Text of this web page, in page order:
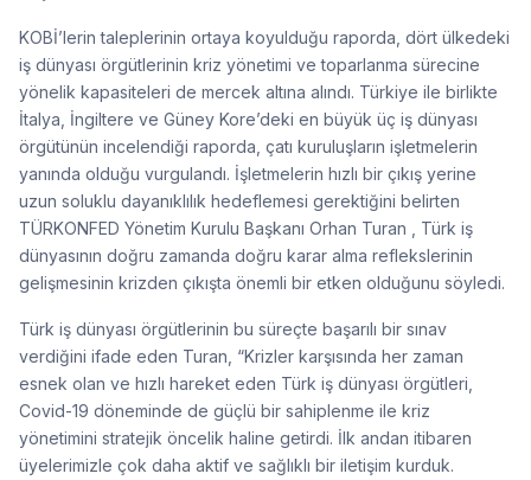
KOBİ’lerin taleplerinin ortaya koyulduğu raporda, dört ülkedeki
iş dünyası örgütlerinin kriz yönetimi ve toparlanma sürecine
yönelik kapasiteleri de mercek altına alındı. Türkiye ile birlikte
İtalya, İngiltere ve Güney Kore’deki en büyük üç iş dünyası
örgütünün incelendiği raporda, çatı kuruluşların işletmelerin
yanında olduğu vurgulandı. İşletmelerin hızlı bir çıkış yerine
uzun soluklu dayanıklılık hedeflemesi gerektiğini belirten
TÜRKONFED Yönetim Kurulu Başkanı Orhan Turan , Türk iş
dünyasının doğru zamanda doğru karar alma reflekslerinin
gelişmesinin krizden çıkışta önemli bir etken olduğunu söyledi.
Türk iş dünyası örgütlerinin bu süreçte başarılı bir sınav
verdiğini ifade eden Turan, “Krizler karşısında her zaman
esnek olan ve hızlı hareket eden Türk iş dünyası örgütleri,
Covid-19 döneminde de güçlü bir sahiplenme ile kriz
yönetimini stratejik öncelik haline getirdi. İlk andan itibaren
üyelerimizle çok daha aktif ve sağlıklı bir iletişim kurduk.